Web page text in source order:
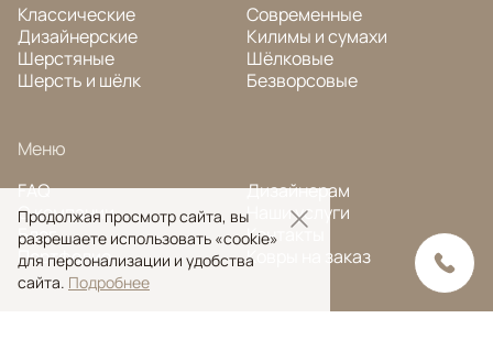
Классические
Дизайнерские
Шерстяные
Шерсть и шёлк
Современные
Килимы и сумахи
Шёлковые
Безворсовые
Меню
FAQ
О компании
Блог
Портфолио
Дизайнерам
Наши услуги
Контакты
Ковры на заказ
Продолжая просмотр сайта, вы
разрешаете использовать «cookie»
для персонализации и удобства
сайта. Подробнее